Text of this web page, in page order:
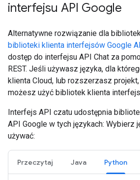
interfejsu API Google
Alternatywne rozwiązanie dla
biblioteki klienta interfejsów Google
dostęp do interfejsu API Chat za
REST. Jeśli używasz języka, dla
klienta Cloud, lub rozszerzasz
możesz użyć bibliotek klienta
Interfejs API czatu udostępnia
API Google w tych językach: Wybierz
używać:
Przeczytaj Java Python